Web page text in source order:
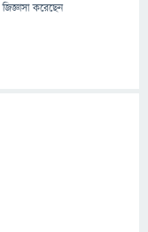
জিজ্ঞাসাকরেছেন